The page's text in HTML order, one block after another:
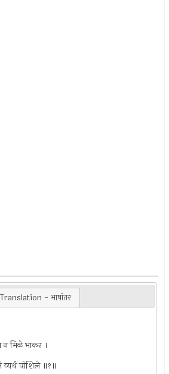
Translation - भाषांतर
न मिळे भाकर ।
पोशिले ॥१॥